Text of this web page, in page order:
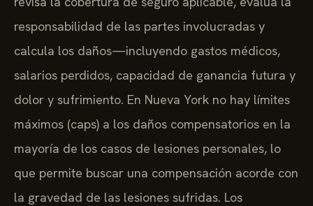
responsabilidad de las partes involucradas y
calcula los daños—incluyendo gastos médicos,
salarios perdidos, capacidad de ganancia futura y
dolor y sufrimiento. En Nueva York no hay límites
máximos (caps) a los daños compensatorios en la
mayoría de los casos de lesiones personales, lo
que permite buscar una compensación acorde con
la gravedad de las lesiones sufridas. Los